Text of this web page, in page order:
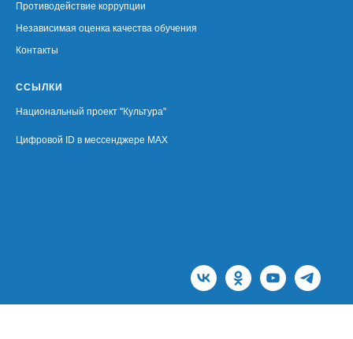
Противодействие коррупции
Независимая оценка качества обучения
Контакты
ССЫЛКИ
Национальный проект "Культура"
Цифровой ID в мессенджере MAX